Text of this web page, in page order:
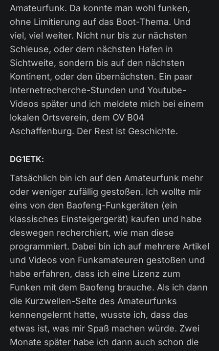
Amateurfunk. Da konnte man wohl funken,
ohne Limitierung auf das Boot-Thema. Und
viel, viel weiter. Nicht nur bis zur nächsten
Schleuse, oder dem nächsten Hafen in
Sichtweite, sondern bis auf den nächsten
Kontinent, oder den übernächsten. Ein paar
Internetrecherche-Stunden und Youtube-
Videos später und ich meldete mich bei einem
lokalen Ortsverein, dem OV B04
Aschaffenburg. Der Rest ist Geschichte.
DG1ETK:
Tatsächlich bin ich auf den Amateurfunk mehr
oder weniger zufällig gestoßen. Ich wollte mir
eins von den Baofeng-Funkgeräten (ein
klassisches Einsteigergerät) kaufen und habe
deswegen recherchiert, wie man diese
programmiert. Dabei bin ich auf mehrere Artikel
und Videos von Funkamateuren gestoßen und
habe erfahren, dass ich eine Lizenz zum
Funken mit dem Baofeng brauche. Als ich dann
die Kurzwellen-Seite des Amateurfunks
kennengelernt hatte, wusste ich, dass das
etwas ist, was mir Spaß machen würde. Zwei
Monate später habe ich dann auch schon die